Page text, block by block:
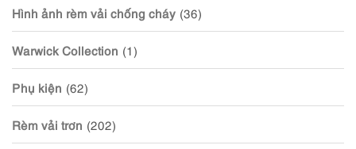
Hình ảnh rèm vải chống cháy (36)
Warwick Collection (1)
Phụ kiện (62)
Rèm vải trơn (202)